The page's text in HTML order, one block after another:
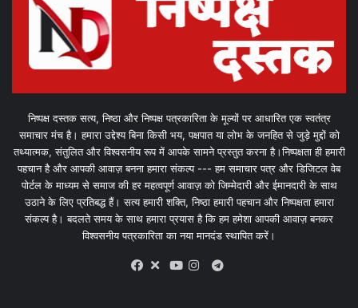
निष्पक्ष दस्तक सत्य, निष्ठा और निष्पक्ष पत्रकारिता के मूल्यों पर आधारित एक स्वतंत्र
समाचार मंच है। हमारा उद्देश्य बिना किसी भय, पक्षपात या लोभ के जनहित से जुड़े मुद्दों को
तथ्यात्मक, संतुलित और विश्वसनीय रूप में आपके सामने प्रस्तुत करना है।निष्पक्षता ही हमारी
पहचान है और आपकी आवाज़ बनना हमारा संकल्प --- हम समाचार पत्र और डिजिटल वेब
पोर्टल के माध्यम से समाज की हर महत्वपूर्ण आवाज़ को जिम्मेदारी और ईमानदारी के साथ
उठाने के लिए प्रतिबद्ध हैं। सत्य हमारी शक्ति, निष्ठा हमारी पहचान और निष्पक्षता हमारा
संकल्प है। बदलते समय के साथ हमारा प्रयास है कि हम हमेशा आपकी आवाज़ बनकर
विश्वसनीय पत्रकारिता का नया मानदंड स्थापित करें।
X
Telegram